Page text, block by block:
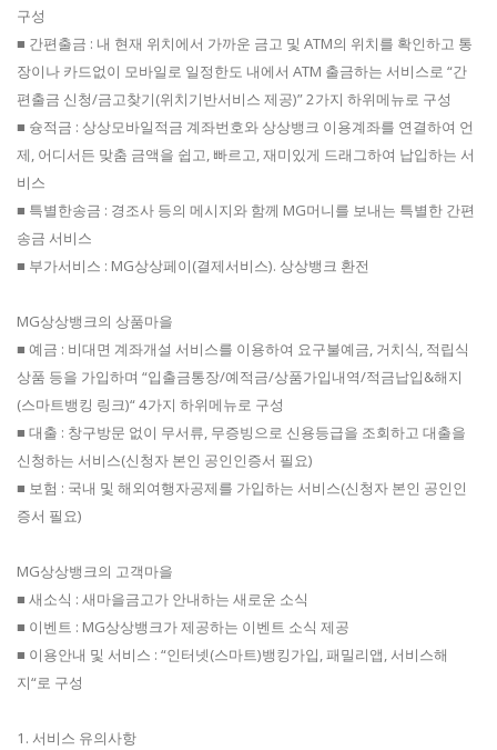
구성
■ 간편출금 : 내 현재 위치에서 가까운 금고 및 ATM의 위치를 확인하고 통
장이나 카드없이 모바일로 일정한도 내에서 ATM 출금하는 서비스로 “간
편출금 신청/금고찾기(위치기반서비스 제공)” 2가지 하위메뉴로 구성
■ 슝적금 : 상상모바일적금 계좌번호와 상상뱅크 이용계좌를 연결하여 언
제, 어디서든 맞춤 금액을 쉽고, 빠르고, 재미있게 드래그하여 납입하는 서
비스
■ 특별한송금 : 경조사 등의 메시지와 함께 MG머니를 보내는 특별한 간편
송금 서비스
■ 부가서비스 : MG상상페이(결제서비스). 상상뱅크 환전
MG상상뱅크의 상품마을
■ 예금 : 비대면 계좌개설 서비스를 이용하여 요구불예금, 거치식, 적립식
상품 등을 가입하며 “입출금통장/예적금/상품가입내역/적금납입&해지
(스마트뱅킹 링크)“ 4가지 하위메뉴로 구성
■ 대출 : 창구방문 없이 무서류, 무증빙으로 신용등급을 조회하고 대출을
신청하는 서비스(신청자 본인 공인인증서 필요)
■ 보험 : 국내 및 해외여행자공제를 가입하는 서비스(신청자 본인 공인인
증서 필요)
MG상상뱅크의 고객마을
■ 새소식 : 새마을금고가 안내하는 새로운 소식
■ 이벤트 : MG상상뱅크가 제공하는 이벤트 소식 제공
■ 이용안내 및 서비스 : “인터넷(스마트)뱅킹가입, 패밀리앱, 서비스해
지“로 구성
1. 서비스 유의사항